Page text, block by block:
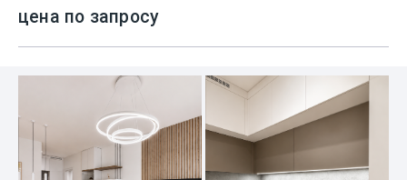
цена по запросу